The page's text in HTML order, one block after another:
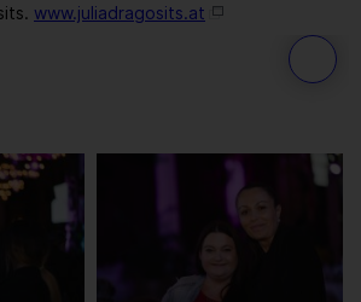
www.juliadragosits.at